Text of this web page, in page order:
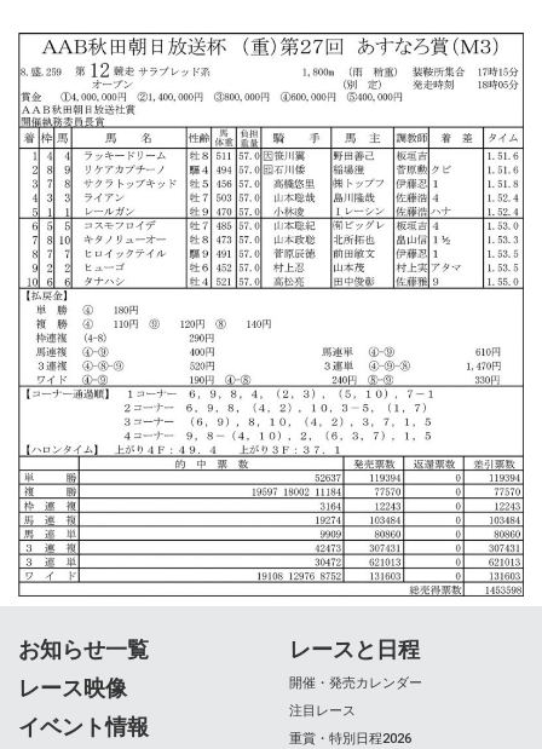
お知らせ一覧
レース映像
イベント情報
レースと日程
開催・発売カレンダー
注目レース
重賞・特別日程2026